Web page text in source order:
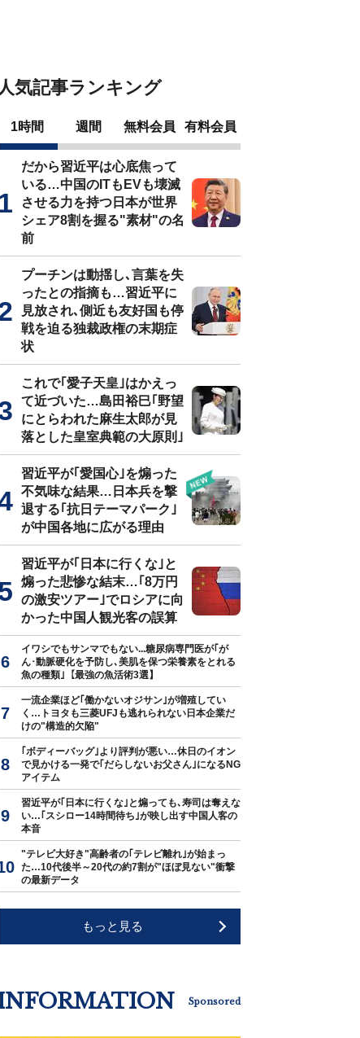
気記事ランキング
1時間 週間 無料会員 有料会員
だから習近平は心底焦って
いる…中国のITもEVも壊滅
させる力を持つ日本が世界
シェア8割を握る"素材"の名
前
プーチンは動揺し､言葉を失
ったとの指摘も…習近平に
見放され､側近も友好国も停
戦を迫る独裁政権の末期症
状
これで｢愛子天皇｣はかえっ
て近づいた…島田裕巳｢野望
にとらわれた麻生太郎が見
落とした皇室典範の大原則｣
習近平が｢愛国心｣を煽った
不気味な結果…日本兵を撃
退する｢抗日テーマパーク｣
が中国各地に広がる理由
習近平が｢日本に行くな｣と
煽った悲惨な結末…｢8万円
の激安ツアー｣でロシアに向
かった中国人観光客の誤算
イワシでもサンマでもない...糖尿病専門医が｢が
ん･動脈硬化を予防し､美肌を保つ栄養素をとれる
魚の種類｣【最強の魚活術3選】
一流企業ほど｢働かないオジサン｣が増殖してい
く…トヨタも三菱UFJも逃れられない日本企業だ
けの"構造的欠陥"
｢ボディーバッグ｣より評判が悪い…休日のイオン
で見かける一発で｢だらしないお父さん｣になるNG
アイテム
習近平が｢日本に行くな｣と煽っても､寿司は奪えな
い…｢スシロー14時間待ち｣が映し出す中国人客の
本音
"テレビ大好き"高齢者の｢テレビ離れ｣が始まっ
た…10代後半～20代の約7割が"ほぼ見ない"衝撃
の最新データ
もっと見る
Sponsored